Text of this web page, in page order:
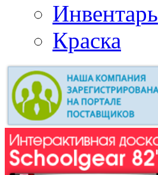
Инвентарь
Краска